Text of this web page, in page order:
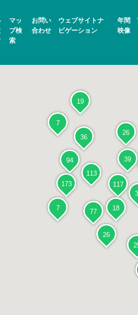
マッ
プ検
索
お問い
合わせ
ウェブサイトナ
ビゲーション
年間
映像
36
113
117
77
173
39
26
19
94
26
18
7
7